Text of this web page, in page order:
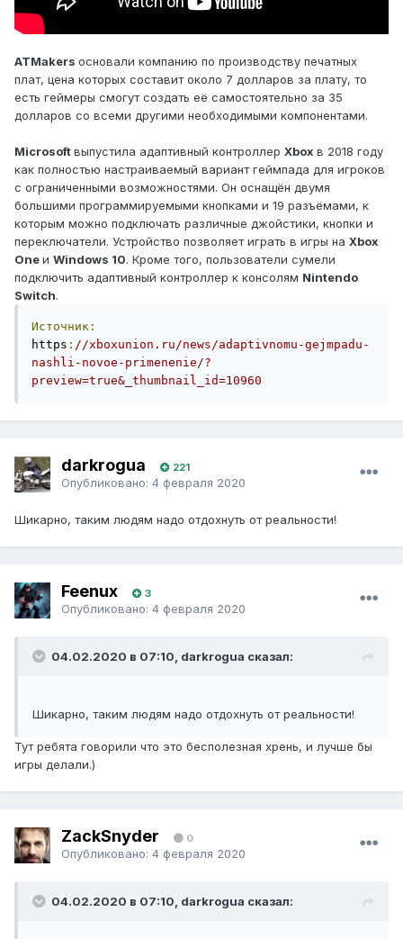
ATMakers основали компанию по производству печатных
плат, цена которых составит около 7 долларов за плату, то
есть геймеры смогут создать её самостоятельно за 35
долларов со всеми другими необходимыми компонентами.
Microsoftвыпустила адаптивный контроллер Xbox в 2018 году
как полностью настраиваемый вариант геймпада для игроков
с ограниченными возможностями. Он оснащён двумя
большими программируемыми кнопками и 19 разъёмами, к
которым можно подключать различные джойстики, кнопки и
переключатели. Устройство позволяет играть в игры на Xbox
Oneи Windows 10. Кроме того, пользователи сумели
подключить адаптивный контроллер к консолям Nintendo
Switch.
Источник:
https : //xboxunion.ru/news/adaptivnomu-gejmpadu-
nashli-novoe-primenenie/?
preview=true&_thumbnail_id=10960
darkrogua 221
Опубликовано: 4 февраля 2020
Шикарно, таким людям надо отдохнуть от реальности!
Feenux 3
Опубликовано: 4 февраля 2020
04.02.2020 в 07:10, darkrogua сказал:
Шикарно, таким людям надо отдохнуть от реальности!
Тут ребята говорили что это бесполезная хрень, и лучше бы
игры делали.)
ZackSnyder 0
Опубликовано: 4 февраля 2020
04.02.2020 в 07:10, darkrogua сказал: